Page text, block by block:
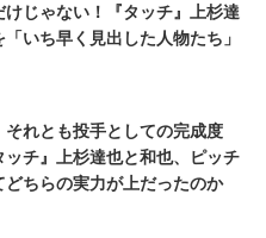
けじゃない！『タッチ』上杉達
いち早く見出した人物たち」
それとも投手としての完成度
チ』上杉達也と和也、ピッチ
どちらの実力が上だったのか